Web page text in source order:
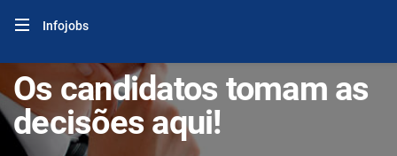
Infojobs
Os candidatos tomam as
decisões aqui!